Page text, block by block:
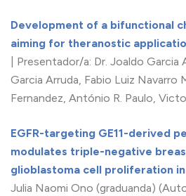
Development of a bifunctional
aiming for theranostic
| Presentador/a: Dr. Joaldo
Garcia Arruda, Fabio Luiz Navarro
Fernandez, António R. Paulo,
EGFR-targeting GE11-derived
modulates triple-negative
glioblastoma cell proliferation
Julia Naomi Ono (graduanda)